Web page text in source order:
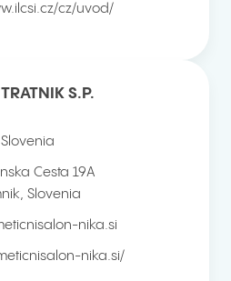
cz/uvod/
S.P.
Slovenia
Cesta 19A
Slovenia
nika.si
nika.si/